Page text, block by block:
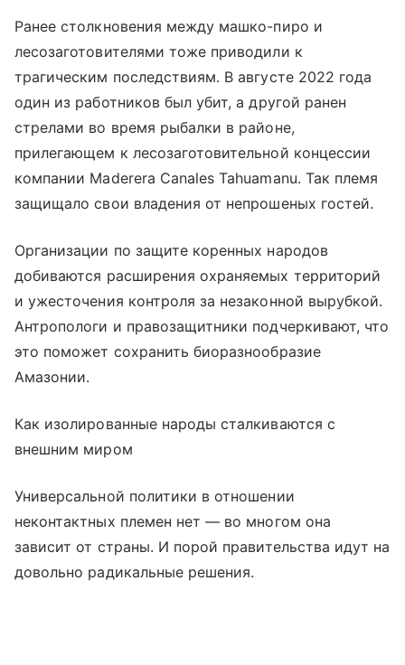
Ранее столкновения между машко-пиро и
лесозаготовителями тоже приводили к
трагическим последствиям. В августе 2022 года
один из работников был убит, а другой ранен
стрелами во время рыбалки в районе,
прилегающем к лесозаготовительной концессии
компании Maderera Canales Tahuamanu. Так племя
защищало свои владения от непрошеных гостей.
Организации по защите коренных народов
добиваются расширения охраняемых территорий
и ужесточения контроля за незаконной вырубкой.
Антропологи и правозащитники подчеркивают, что
это поможет сохранить биоразнообразие
Амазонии.
Как изолированные народы сталкиваются с
внешним миром
Универсальной политики в отношении
неконтактных племен нет — во многом она
зависит от страны. И порой правительства идут на
довольно радикальные решения.